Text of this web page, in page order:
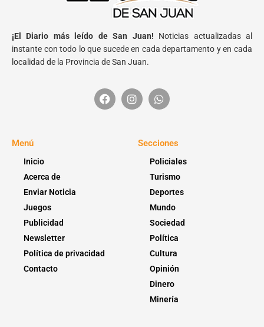
¡El Diario más leído de San Juan! Noticias actualizadas al
instante con todo lo que sucede en cada departamento y en cada
localidad de la Provincia de San Juan.
Menú
Inicio
Acerca de
Enviar Noticia
Juegos
Publicidad
Newsletter
Política de privacidad
Contacto
Secciones
Policiales
Turismo
Deportes
Mundo
Sociedad
Política
Cultura
Opinión
Dinero
Minería